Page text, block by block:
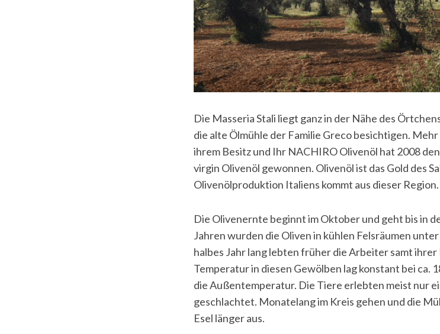
Die Masseria Stali liegt ganz in der Nähe des
die alte Ölmühle der Familie Greco besichtigen.
ihrem Besitz und Ihr NACHIRO Olivenöl hat 2008
virgin Olivenöl gewonnen. Olivenöl ist das Gold des
Olivenölproduktion Italiens kommt aus dieser Region.
Die Olivenernte beginnt im Oktober und geht bis in
Jahren wurden die Oliven in kühlen Felsräumen
halbes Jahr lang lebten früher die Arbeiter samt
Temperatur in diesen Gewölben lag konstant bei ca.
die Außentemperatur. Die Tiere erlebten meist nur
geschlachtet. Monatelang im Kreis gehen und die
Esel länger aus.